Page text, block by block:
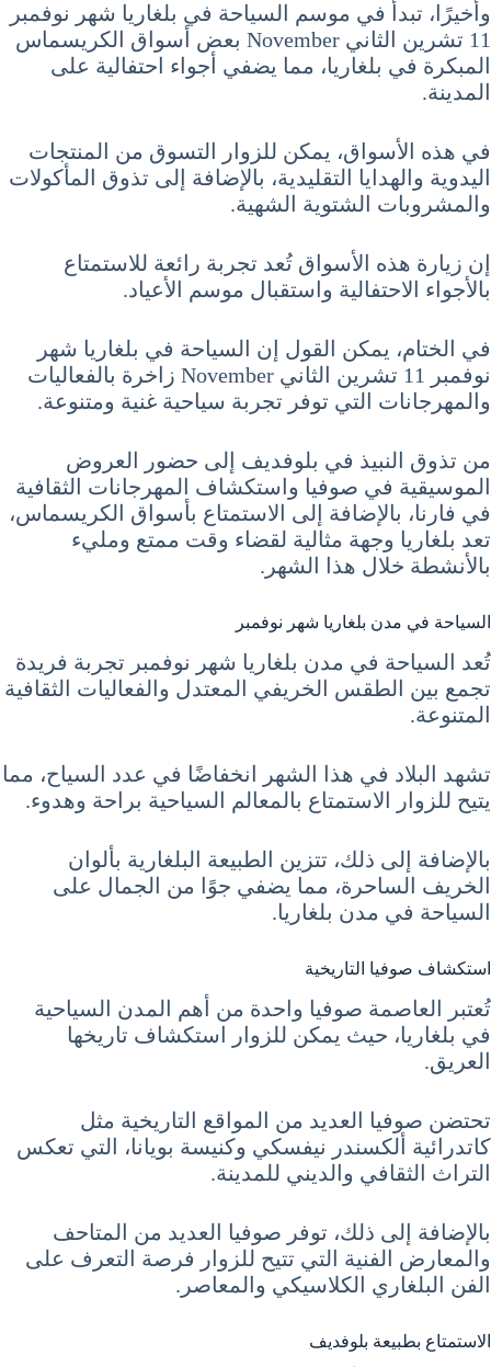
وأخيرًا، تبدأ في موسم السياحة في بلغاريا شهر نوفمبر
11 تشرين الثاني November بعض أسواق الكريسماس
المبكرة في بلغاريا، مما يضفي أجواء احتفالية على
المدينة.
في هذه الأسواق، يمكن للزوار التسوق من المنتجات
اليدوية والهدايا التقليدية، بالإضافة إلى تذوق المأكولات
والمشروبات الشتوية الشهية.
إن زيارة هذه الأسواق تُعد تجربة رائعة للاستمتاع
بالأجواء الاحتفالية واستقبال موسم الأعياد.
في الختام، يمكن القول إن السياحة في بلغاريا شهر
نوفمبر 11 تشرين الثاني November زاخرة بالفعاليات
والمهرجانات التي توفر تجربة سياحية غنية ومتنوعة.
من تذوق النبيذ في بلوفديف إلى حضور العروض
الموسيقية في صوفيا واستكشاف المهرجانات الثقافية
في فارنا، بالإضافة إلى الاستمتاع بأسواق الكريسماس،
تعد بلغاريا وجهة مثالية لقضاء وقت ممتع ومليء
بالأنشطة خلال هذا الشهر.
السياحة في مدن بلغاريا شهر نوفمبر
تُعد السياحة في مدن بلغاريا شهر نوفمبر تجربة فريدة
تجمع بين الطقس الخريفي المعتدل والفعاليات الثقافية
المتنوعة.
تشهد البلاد في هذا الشهر انخفاضًا في عدد السياح، مما
يتيح للزوار الاستمتاع بالمعالم السياحية براحة وهدوء.
بالإضافة إلى ذلك، تتزين الطبيعة البلغارية بألوان
الخريف الساحرة، مما يضفي جوًا من الجمال على
السياحة في مدن بلغاريا.
استكشاف صوفيا التاريخية
تُعتبر العاصمة صوفيا واحدة من أهم المدن السياحية
في بلغاريا، حيث يمكن للزوار استكشاف تاريخها
العريق.
تحتضن صوفيا العديد من المواقع التاريخية مثل
كاتدرائية ألكسندر نيفسكي وكنيسة بويانا، التي تعكس
التراث الثقافي والديني للمدينة.
بالإضافة إلى ذلك، توفر صوفيا العديد من المتاحف
والمعارض الفنية التي تتيح للزوار فرصة التعرف على
الفن البلغاري الكلاسيكي والمعاصر.
الاستمتاع بطبيعة بلوفديف